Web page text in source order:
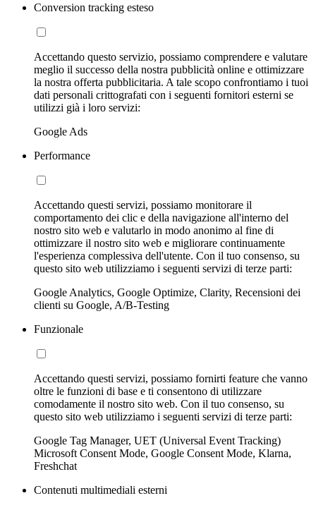
Conversion tracking esteso
Accettando questo servizio, possiamo comprendere e valutare
meglio il successo della nostra pubblicità online e ottimizzare
la nostra offerta pubblicitaria. A tale scopo confrontiamo i tuoi
dati personali crittografati con i seguenti fornitori esterni se
utilizzi già i loro servizi:
Google Ads
Performance
Accettando questi servizi, possiamo monitorare il
comportamento dei clic e della navigazione all'interno del
nostro sito web e valutarlo in modo anonimo al fine di
ottimizzare il nostro sito web e migliorare continuamente
l'esperienza complessiva dell'utente. Con il tuo consenso, su
questo sito web utilizziamo i seguenti servizi di terze parti:
Google Analytics, Google Optimize, Clarity, Recensioni dei
clienti su Google, A/B-Testing
Funzionale
Accettando questi servizi, possiamo fornirti feature che vanno
oltre le funzioni di base e ti consentono di utilizzare
comodamente il nostro sito web. Con il tuo consenso, su
questo sito web utilizziamo i seguenti servizi di terze parti:
Google Tag Manager, UET (Universal Event Tracking)
Microsoft Consent Mode, Google Consent Mode, Klarna,
Freshchat
Contenuti multimediali esterni